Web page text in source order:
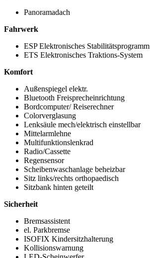
Panoramadach
Fahrwerk
ESP Elektronisches Stabilitätsprogramm
ETS Elektronisches Traktions-System
Komfort
Außenspiegel elektr.
Bluetooth Freisprecheinrichtung
Bordcomputer/ Reiserechner
Colorverglasung
Lenksäule mech/elektrisch einstellbar
Mittelarmlehne
Multifunktionslenkrad
Radio/Cassette
Regensensor
Scheibenwaschanlage beheizbar
Sitz links/rechts orthopaedisch
Sitzbank hinten geteilt
Sicherheit
Bremsassistent
el. Parkbremse
ISOFIX Kindersitzhalterung
Kollisionswarnung